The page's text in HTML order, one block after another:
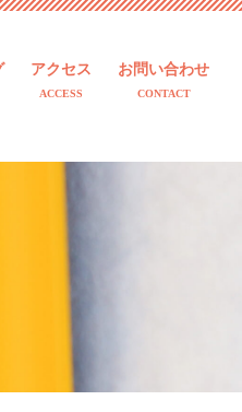
アクセス
ACCESS
お問い合わせ
CONTACT